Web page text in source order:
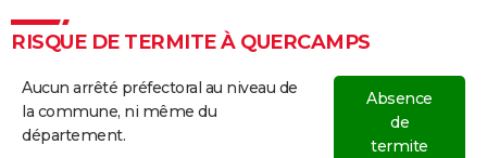
RISQUE DE TERMITE À QUERCAMPS
Aucun arrêté préfectoral au niveau de
la commune, ni même du
département.
Absence
de
termite